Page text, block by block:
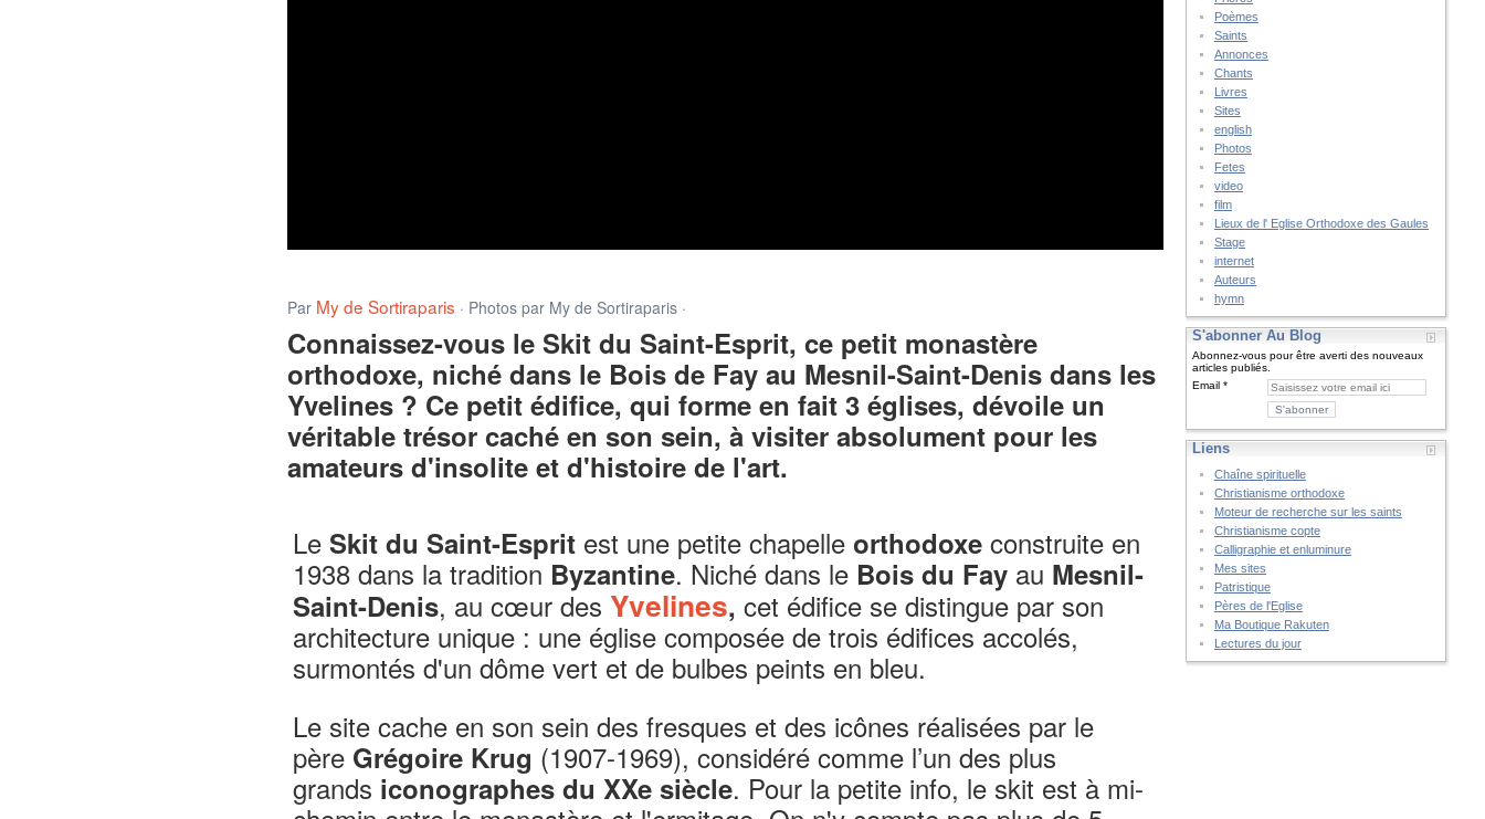
Par My de Sortiraparis · Photos par My de Sortiraparis ·
Connaissez-vous le Skit du Saint-Esprit, ce petit monastère
orthodoxe, niché dans le Bois de Fay au Mesnil-Saint-Denis dans les
Yvelines ? Ce petit édifice, qui forme en fait 3 églises, dévoile un
véritable trésor caché en son sein, à visiter absolument pour les
amateurs d'insolite et d'histoire de l'art.
LeSkit du Saint-Esprit est une petite chapelle orthodoxe construite en
1938 dans la tradition Byzantine. Niché dans le Bois du Fay au Mesnil-
Saint-Denis, au cœur des Yvelines,cet édifice se distingue par son
architecture unique : une église composée de trois édifices accolés,
surmontés d'un dôme vert et de bulbes peints en bleu.
Le site cache en son sein des fresques et des icônes réalisées par le
père Grégoire Krug (1907-1969), considéré comme l’un des plus
grands iconographes du XXe siècle. Pour la petite info, le skit est à mi-
Poèmes
Saints
Annonces
Chants
Livres
Sites
english
Photos
Fetes
video
film
Lieux de l' Eglise Orthodoxe des Gaules
Stage
internet
Auteurs
hymn
S'abonner Au Blog
Abonnez-vous pour être averti des nouveaux
articles publiés.
Email
Liens
Chaîne spirituelle
Christianisme orthodoxe
Moteur de recherche sur les saints
Christianisme copte
Calligraphie et enluminure
Mes sites
Patristique
Pères de l'Eglise
Ma Boutique Rakuten
Lectures du jour